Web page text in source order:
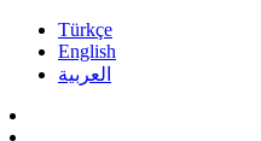
Türkçe
English
العربية